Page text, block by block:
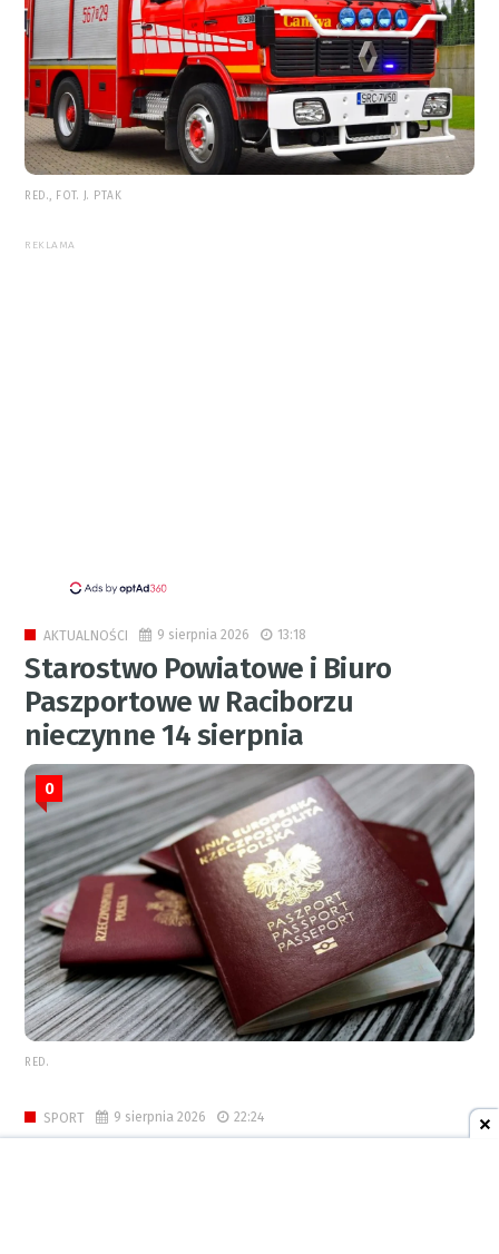
RED., FOT. J. PTAK
REKLAMA
AKTUALNOŚCI 9 sierpnia 2026 13:18
Starostwo Powiatowe i Biuro
Paszportowe w Raciborzu
nieczynne 14 sierpnia
0
RED.
SPORT 9 sierpnia 2026 22:24